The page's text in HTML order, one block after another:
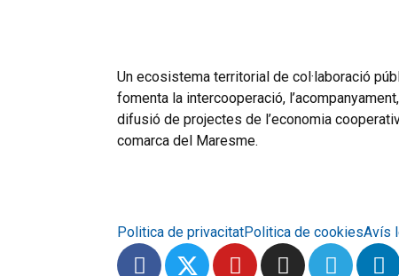
Un ecosistema territorial de col·laboració
fomenta la intercooperació,
difusió de projectes de l’economia
comarca del Maresme.
Politica de privacitatPolitica de cookiesAvís